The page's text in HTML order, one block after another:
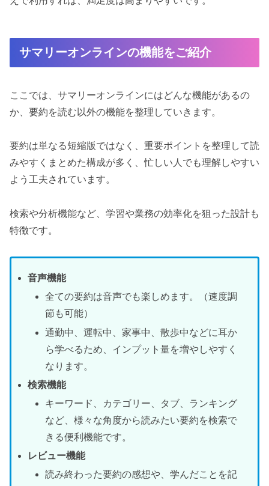
サマリーオンラインの機能をご紹介
ここでは、サマリーオンラインにはどんな機能があるの
か、要約を読む以外の機能を整理していきます。
要約は単なる短縮版ではなく、重要ポイントを整理して読
みやすくまとめた構成が多く、忙しい人でも理解しやすい
よう工夫されています。
検索や分析機能など、学習や業務の効率化を狙った設計も
特徴です。
音声機能
全ての要約は音声でも楽しめます。（速度調
節も可能）
通勤中、運転中、家事中、散歩中などに耳か
ら学べるため、インプット量を増やしやすく
なります。
検索機能
キーワード、カテゴリー、タブ、ランキング
など、様々な角度から読みたい要約を検索で
きる便利機能です。
レビュー機能
読み終わった要約の感想や、学んだことを記